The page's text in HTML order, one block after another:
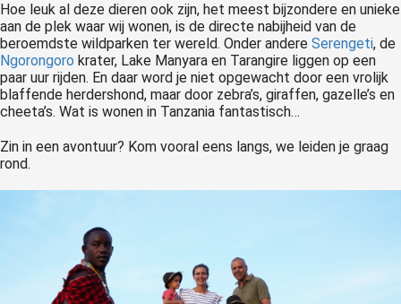
Hoe leuk al deze dieren ook zijn, het meest bijzondere en unieke
aan de plek waar wij wonen, is de directe nabijheid van de
beroemdste wildparken ter wereld. Onder andere Serengeti, de
Ngorongoro krater, Lake Manyara en Tarangire liggen op een
paar uur rijden. En daar word je niet opgewacht door een vrolijk
blaffende herdershond, maar door zebra’s, giraffen, gazelle’s en
cheeta’s. Wat is wonen in Tanzania fantastisch…
Zin in een avontuur? Kom vooral eens langs, we leiden je graag
rond.